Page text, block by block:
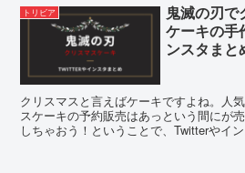
トリビア
鬼滅の刃で
ケーキの手
ンスタまと
クリスマスと言えばケーキですよね。人
スケーキの予約販売はあっという間にが
しちゃおう！ということで、Twitterやイ